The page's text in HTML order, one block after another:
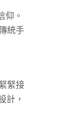
仰。
統手
緊接
計，